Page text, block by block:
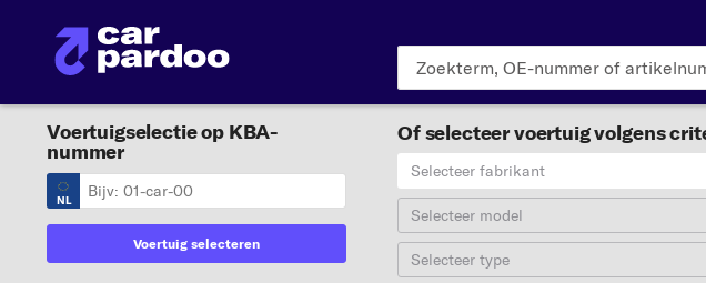
Voertuigselectie op KBA-
nummer
NL
Voertuig selecteren
Of selecteer voertuig volgens
Selecteer fabrikant
Selecteer model
Selecteer type